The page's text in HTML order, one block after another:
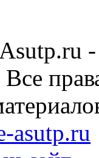
Все
asutp.ru